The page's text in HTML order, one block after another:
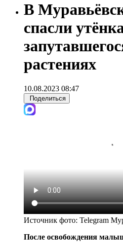
В
спасли
растениях
10.08.2023 08:47
Поделиться
Источник фото: Telegram
После освобождения